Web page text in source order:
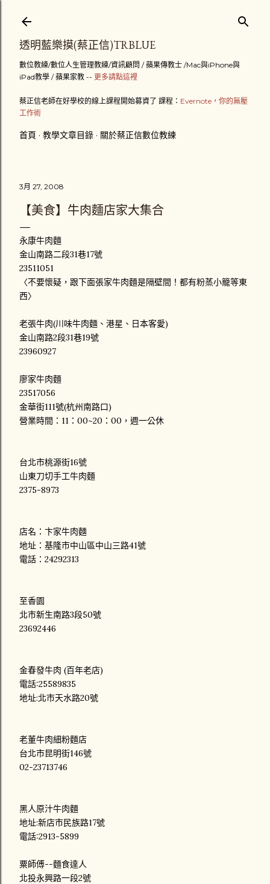
透明藍樂摸(蔡正信)TRBLUE
數位教練/數位人生管理教練/資訊顧問 / 蘋果傳教士 /Mac與iPhone與
iPad教學 / 蘋果家教 -- 更多請點這裡
蔡正信老師在好學校的線上課程開始募資了 課程： Evernote，你的無壓
工作術
首頁 教學文章目錄 關於蔡正信數位教練
3月 27, 2008
【美食】牛肉麵店家大集合
永康牛肉麵
金山南路二段31巷17號
23511051
〈不要懷疑，跟下面張家牛肉麵是隔壁間！都有粉蒸小籠等東
西〉
老張牛肉(川味牛肉麵、港星、日本客愛)
金山南路2段31巷19號
23960927
廖家牛肉麵
23517056
金華街111號(杭州南路口)
營業時間：11：00~20：00，週一公休
台北市桃源街16號
山東刀切手工牛肉麵
2375-8973
店名：卞家牛肉麵
地址：基隆市中山區中山三路41號
電話：24292313
至香園
北市新生南路3段50號
23692446
金春發牛肉 (百年老店)
電話:25589835
地址:北市天水路20號
老董牛肉細粉麵店
台北市昆明街146號
02-23713746
黑人原汁牛肉麵
地址:新店市民族路17號
電話:2913-5899
粟師傅--麵食達人
北投永興路一段2號